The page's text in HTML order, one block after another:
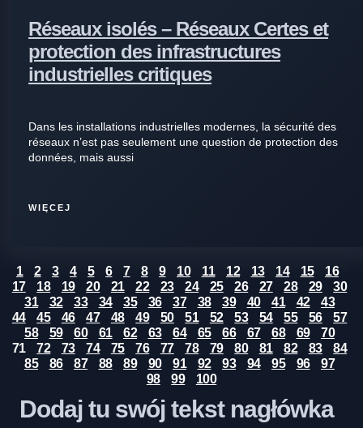
Réseaux isolés – Réseaux Certes et
protection des infrastructures
industrielles critiques
Dans les installations industrielles modernes, la sécurité des
réseaux n’est pas seulement une question de protection des
données, mais aussi
WIĘCEJ
1 2 3 4 5 6 7 8 9 10 11 12 13 14 15
16
17
18 19 20 21 22 23 24 25 26 27 28 29
30
31
32 33 34 35 36 37 38 39 40 41 42
43
44
45 46 47 48 49 50 51 52 53 54 55 56
57
58
59 60 61 62 63 64 65 66 67 68 69
70
71
72 73 74 75 76 77 78 79 80 81 82 83
84
85
86 87 88 89 90 91 92 93 94 95 96
97
98
99 100
Dodaj tu swój tekst nagłówka